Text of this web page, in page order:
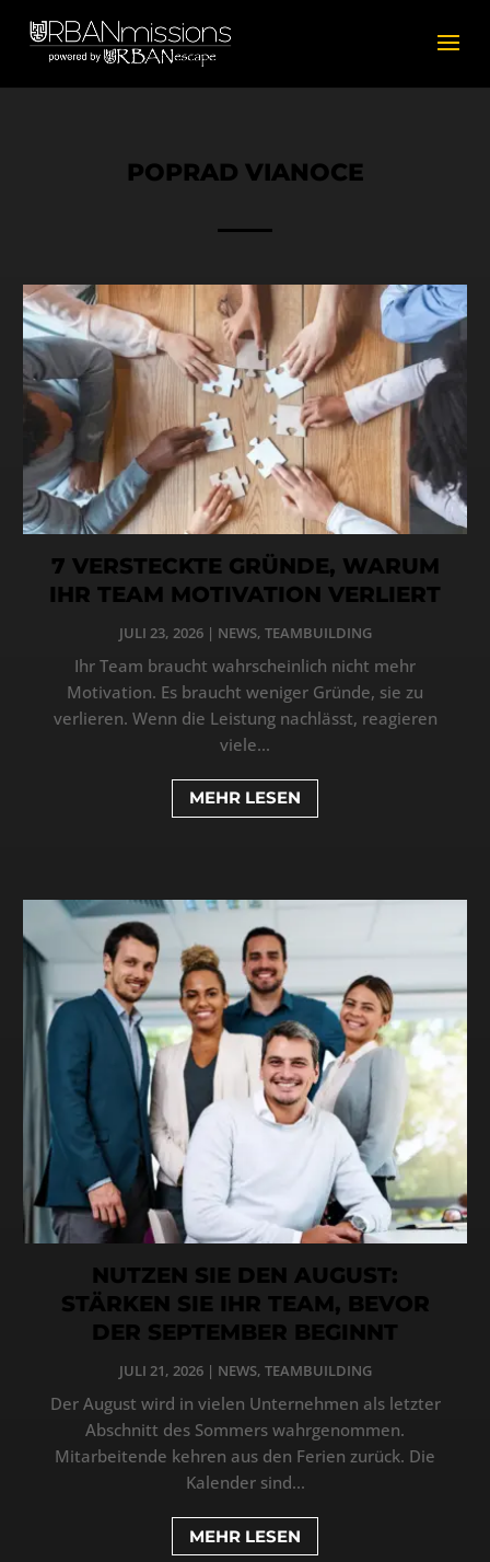
POPRAD VIANOCE
7 VERSTECKTE GRÜNDE, WARUM
IHR TEAM MOTIVATION VERLIERT
JULI 23, 2026| NEWS, TEAMBUILDING
Ihr Team braucht wahrscheinlich nicht mehr
Motivation. Es braucht weniger Gründe, sie zu
verlieren. Wenn die Leistung nachlässt, reagieren
viele...
MEHR LESEN
NUTZEN SIE DEN AUGUST:
STÄRKEN SIE IHR TEAM, BEVOR
DER SEPTEMBER BEGINNT
JULI 21, 2026| NEWS, TEAMBUILDING
Der August wird in vielen Unternehmen als letzter
Abschnitt des Sommers wahrgenommen.
Mitarbeitende kehren aus den Ferien zurück. Die
Kalender sind...
MEHR LESEN